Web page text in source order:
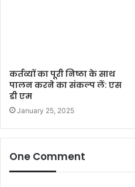
कर्तव्यों का पूरी निष्ठा के साथ
पालन करने का संकल्प लें: एस
डी एम
January 25, 2025
One Comment